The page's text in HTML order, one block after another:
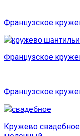
Французское
Французское
Французское
Кружево